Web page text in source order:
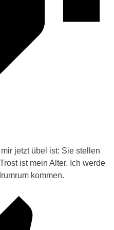
jetzt übel ist: Sie stellen
ist mein Alter. Ich werde
kommen.